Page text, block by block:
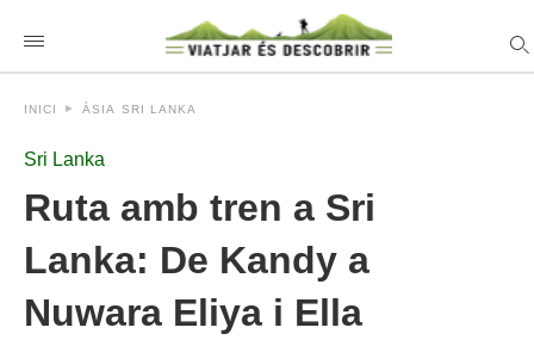
INICI ÀSIA SRI LANKA
Sri Lanka
Ruta amb tren a Sri
Lanka: De Kandy a
Nuwara Eliya i Ella